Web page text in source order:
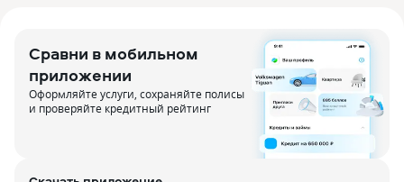
Сравни в мобильном
приложении
Оформляйте услуги, сохраняйте полисы
и проверяйте кредитный рейтинг